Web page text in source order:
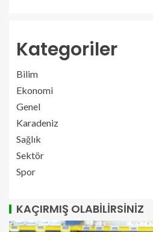
Kategoriler
Bilim
Ekonomi
Genel
Karadeniz
Sağlık
Sektör
Spor
KAÇIRMIŞ OLABILIRSINIZ